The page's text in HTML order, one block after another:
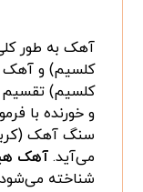
آهک به طور
کلسیم) و آهک
کلسیم) تقسیم
سنگ آهک
می‌آید. آهک
شناخته می‌شود